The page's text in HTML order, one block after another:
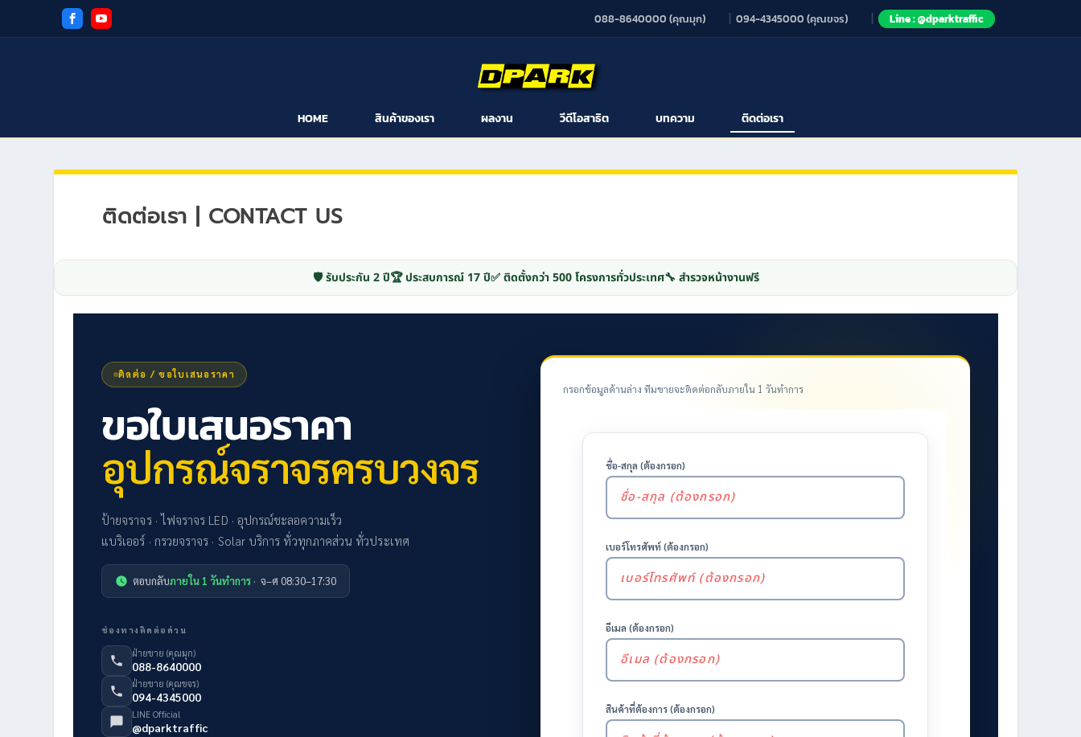
088-8640000 (คุณมุก) 094-4345000 (คุณขจร) Line : @dparktraffic
HOME สินค้าของเรา ผลงาน วีดีโอสาธิต บทความ ติดต่อเรา
ติดต่อเรา | CONTACT US
🛡️ รับประกัน 2 ปี🏆 ประสบการณ์ 17 ปี✅ ติดตั้งกว่า 500 โครงการทั่วประเทศ🔧 สำรวจหน้างานฟรี
ติดต่อ / ขอใบเสนอราคา
ขอใบเสนอราคา
อุปกรณ์จราจรครบวงจร
ป้ายจราจร · ไฟจราจร LED · อุปกรณ์ชะลอความเร็ว
แบริเออร์ · กรวยจราจร · Solar บริการ ทั่วทุกภาคส่วน ทั่วประเทศ
ตอบกลับภายใน 1 วันทำการ · จ–ศ 08:30–17:30
ช่องทางติดต่อด่วน
ฝ่ายขาย (คุณมุก)
088-8640000
ฝ่ายขาย (คุณขจร)
094-4345000
LINE Official
@dparktraffic
กรอกข้อมูลด้านล่าง ทีมขายจะติดต่อกลับภายใน 1 วันทำการ
ชื่อ-สกุล (ต้องกรอก)
เบอร์โทรศัพท์ (ต้องกรอก)
อีเมล (ต้องกรอก)
สินค้าที่ต้องการ (ต้องกรอก)